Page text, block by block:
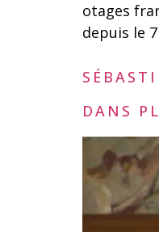
otages
depuis le
DANS